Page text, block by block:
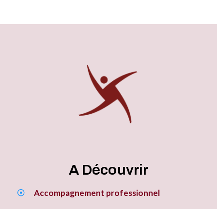
A Découvrir
Accompagnement professionnel